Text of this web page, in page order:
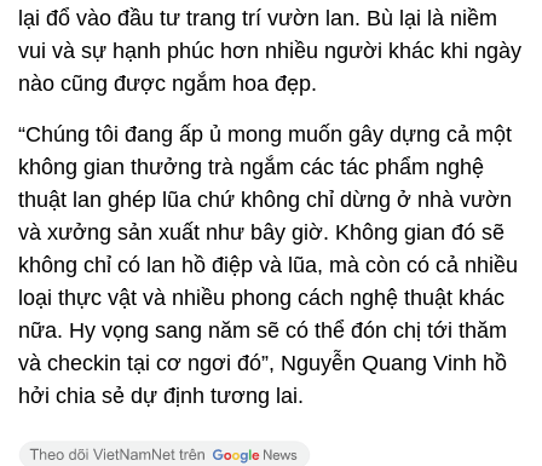
lại đổ vào đầu tư trang trí vườn lan. Bù lại là niềm
vui và sự hạnh phúc hơn nhiều người khác khi ngày
nào cũng được ngắm hoa đẹp.
“Chúng tôi đang ấp ủ mong muốn gây dựng cả một
không gian thưởng trà ngắm các tác phẩm nghệ
thuật lan ghép lũa chứ không chỉ dừng ở nhà vườn
và xưởng sản xuất như bây giờ. Không gian đó sẽ
không chỉ có lan hồ điệp và lũa, mà còn có cả nhiều
loại thực vật và nhiều phong cách nghệ thuật khác
nữa. Hy vọng sang năm sẽ có thể đón chị tới thăm
và checkin tại cơ ngơi đó”, Nguyễn Quang Vinh hồ
hởi chia sẻ dự định tương lai.